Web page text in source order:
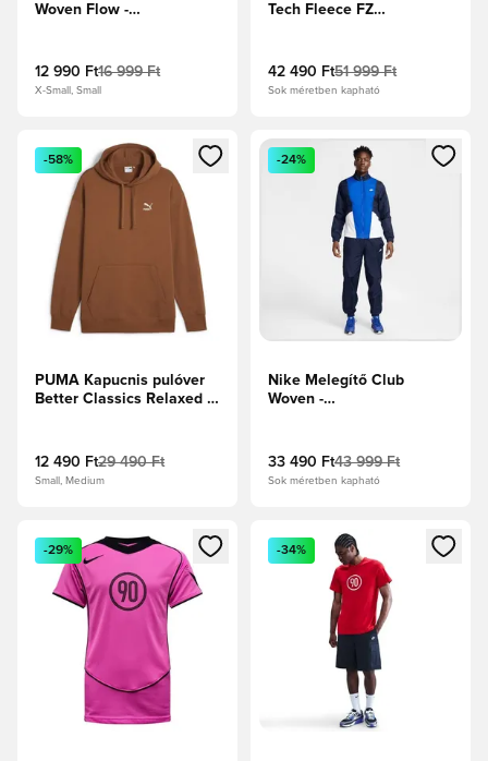
Woven Flow -
12 990 Ft16 999 Ft
X-Small, Small
Tech Fleece FZ
42 490 Ft51 999 Ft
Sok méretben kapható
Megnyit egy modált a bejelentkezéshez vagy a tagként
-58%
PUMA Kapucnis pulóver
Better Classics Relaxed -
12 490 Ft29 490 Ft
Small, Medium
Megnyit egy modált a
-24%
Nike Melegítő Club
Woven -
33 490 Ft43 999 Ft
Sok méretben kapható
Megnyit egy modált a bejelentkezéshez vagy a tagként
-29%
Megnyit egy modált a
-34%